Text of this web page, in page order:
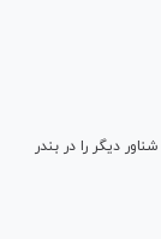
یک شناور دیگر را در بندر